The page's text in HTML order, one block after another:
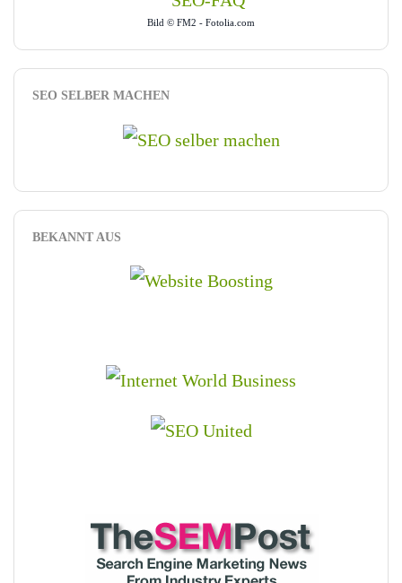
Bild © FM2 - Fotolia.com
SEO SELBER MACHEN
BEKANNT AUS